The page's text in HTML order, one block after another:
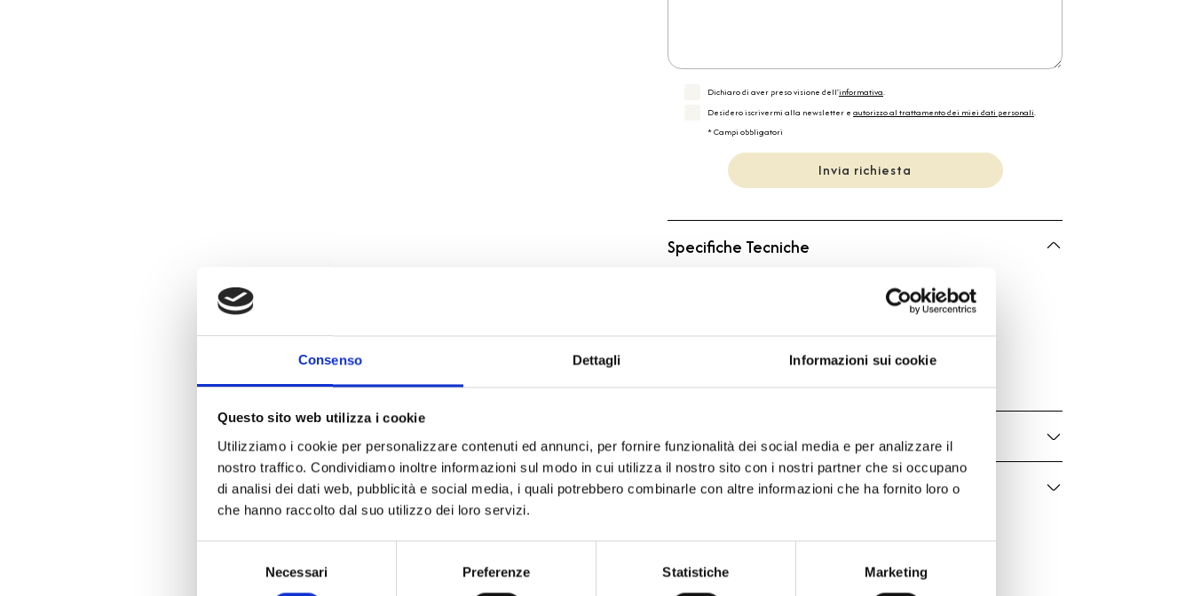
Consenso Dettagli Informazioni sui cookie
Questo sito web utilizza i cookie
Utilizziamo i cookie per personalizzare contenuti ed annunci, per fornire funzionalità dei social media e per analizzare il
nostro traffico. Condividiamo inoltre informazioni sul modo in cui utilizza il nostro sito con i nostri partner che si occupano
di analisi dei dati web, pubblicità e social media, i quali potrebbero combinarle con altre informazioni che ha fornito loro o
che hanno raccolto dal suo utilizzo dei loro servizi.
Necessari Preferenze Statistiche Marketing
Dichiaro di aver preso visione dell'informativa.
Desidero iscrivermi alla newsletter e autorizzo al trattamento dei miei dati personali.
* Campi obbligatori
Invia richiesta
Specifiche Tecniche
Bartorelli Italian Jewels
Donna, Bambina
Descrizione
Pietre preziose